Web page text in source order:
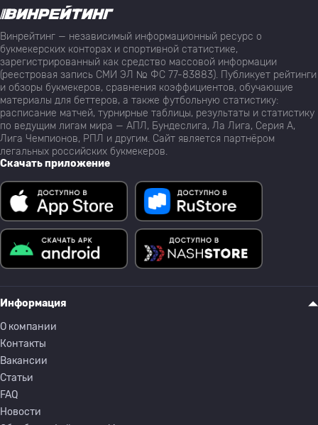
Винрейтинг — независимый информационный ресурс о
букмекерских конторах и спортивной статистике,
зарегистрированный как средство массовой информации
(реестровая запись СМИ ЭЛ № ФС 77-83883). Публикует рейтинги
и обзоры букмекеров, сравнения коэффициентов, обучающие
материалы для беттеров, а также футбольную статистику:
расписание матчей, турнирные таблицы, результаты и статистику
по ведущим лигам мира — АПЛ, Бундеслига, Ла Лига, Серия А,
Лига Чемпионов, РПЛ и другим. Сайт является партнёром
легальных российских букмекеров.
Скачать приложение
Информация
О компании
Контакты
Вакансии
Статьи
FAQ
Новости